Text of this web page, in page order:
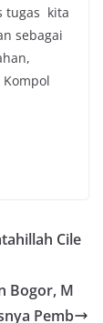
tugas kita
sebagai
Cile
Bogor, M
Pemb